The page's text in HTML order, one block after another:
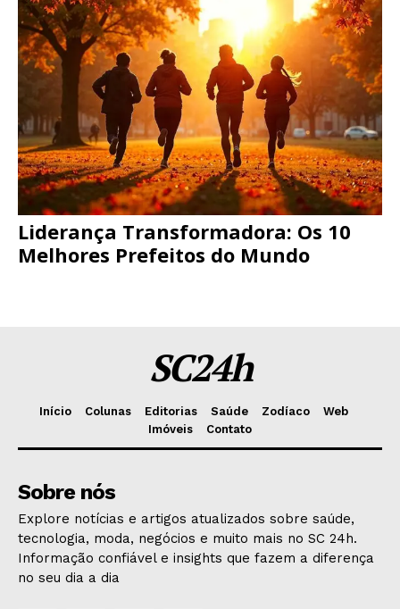
Liderança Transformadora: Os 10
Melhores Prefeitos do Mundo
SC24h
Início Colunas Editorias Saúde Zodíaco
Web
Imóveis
Contato
Sobre nós
Explore notícias e artigos atualizados sobre saúde,
tecnologia, moda, negócios e muito mais no SC 24h.
Informação confiável e insights que fazem a diferença
no seu dia a dia